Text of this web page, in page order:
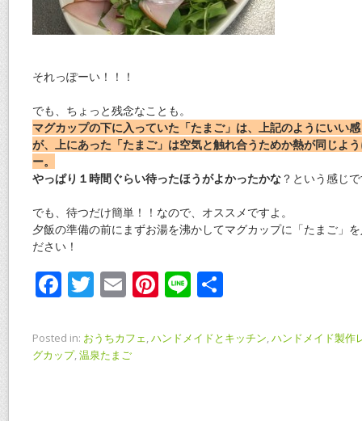
それっぽーい！！！
でも、ちょっと残念なことも。
マグカップの下に入っていた「たまご」は、上記のようにいい
が、上にあった「たまご」は空気と触れ合うためか熱が同じよ
ー。
やっぱり１時間ぐらい待ったほうがよかったかな ？という感じ
でも、待つだけ簡単！！なので、オススメですよ。
夕飯の準備の前にまずお湯を沸かしてマグカップに「たまご」
ださい！
F
e
b
T
itt
er
E
ai
l
Pi
er
Li
e
Posted in: おうちカフェ,ハンドメイドとキッチン,ハンドメイド製作
グカップ,温泉たまご